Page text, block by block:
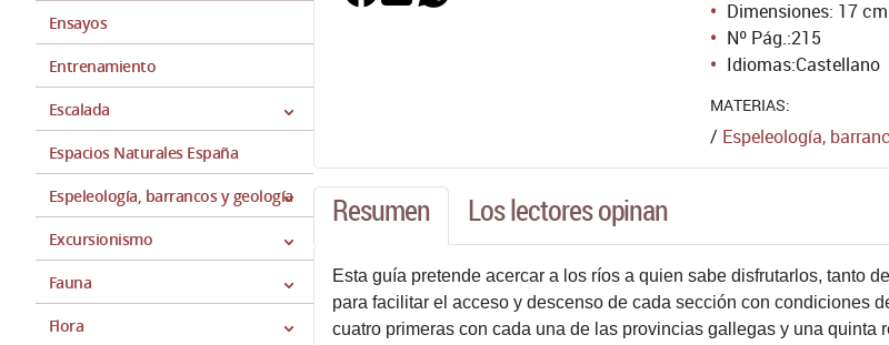
Ensayos
Entrenamiento
Escalada
Espacios Naturales España
Espeleología, barrancos y geología
Excursionismo
Fauna
Flora
Dimensiones: 17
Nº Pág.:215
Idiomas:Castellano
MATERIAS:
/ Espeleología,
Resumen Los lectores opinan
Esta guía pretende acercar a los ríos a quien sabe disfrutarlos, tanto
para facilitar el acceso y descenso de cada sección con condiciones
cuatro primeras con cada una de las provincias gallegas y una